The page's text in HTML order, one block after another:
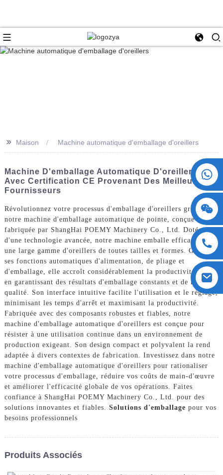
+86 15730993174
>> Maison Machine automatique d'emballage d'oreillers
Machine D'emballage Automatique D'oreillers
Avec Certification CE Provenant Des Meilleurs
Fournisseurs
Révolutionnez votre processus d'emballage d'oreillers grâce à
notre machine d'emballage automatique de pointe, conçue et
fabriquée par ShangHai POEMY Machinery Co., Ltd. Dotée
d'une technologie avancée, notre machine emballe efficacement
une large gamme d'oreillers de toutes tailles et formes. Grâce à
ses fonctions automatiques d'alimentation, de pliage et
d'emballage, elle accroît considérablement la productivité tout
en garantissant des résultats d'emballage constants et de haute
qualité. Son interface intuitive facilite l'utilisation et le réglage,
minimisant les temps d'arrêt et maximisant la productivité.
Fabriquée avec des composants robustes et fiables, notre
machine d'emballage automatique d'oreillers est conçue pour
résister à une utilisation continue dans un environnement de
production exigeant. Son design compact et polyvalent la rend
adaptée à divers contextes de fabrication. Investissez dans notre
machine d'emballage automatique d'oreillers pour rationaliser
votre processus d'emballage, réduire vos coûts de main-d'œuvre
et améliorer l'efficacité globale de vos opérations. Faites
confiance à ShangHai POEMY Machinery Co., Ltd. pour des
solutions innovantes et fiables. Solutions d'emballage pour vos
besoins professionnels
Produits Associés